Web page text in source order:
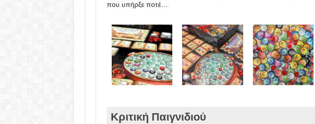
που υπήρξε ποτέ…
Κριτική Παιγνιδιού